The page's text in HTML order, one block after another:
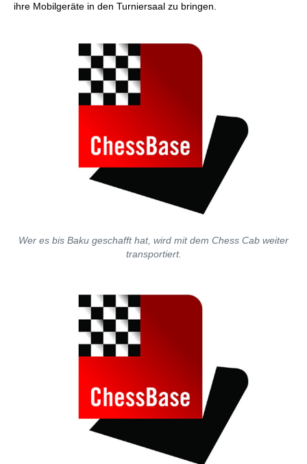
ihre Mobilgeräte in den Turniersaal zu bringen.
Wer es bis Baku geschafft hat, wird mit dem Chess Cab weiter
transportiert.